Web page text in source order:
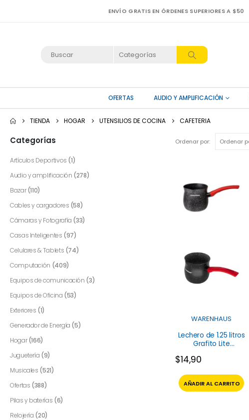
ENVÍO GRATIS EN ÓRDENES SUPERIORES A $50
OFERTAS AUDIO Y AMPLIFICACIÓN
TIENDA HOGAR UTENSILIOS DE COCINA CAFETERIA
Ordenar por:
WARENHAUS
Lechero de 1.25 litros
Grafito Lite
$14,90
AÑADIR AL CARRITO
Categorías
Artículos Deportivos (1)
Audio y amplificación (278)
Bazar (110)
Cables y cargadores (58)
Cámaras y Fotografía (33)
Casas Inteligentes (97)
Celulares & Tablets (74)
Computación (409)
Equipos de comunicación (3)
Equipos de Oficina (53)
Exteriores (1)
Generador de Energía (5)
Hogar (166)
Juguetería (9)
Musicales (521)
Ofertas (388)
Pilas y baterías (6)
Relojería (20)